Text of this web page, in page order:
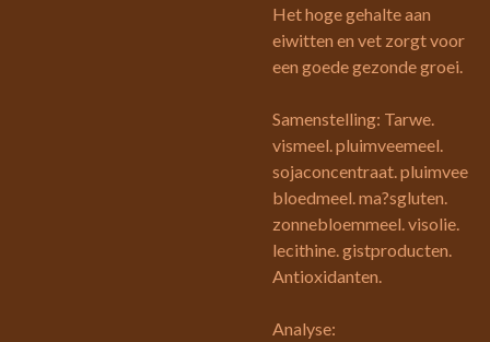
Het hoge gehalte aan
eiwitten en vet zorgt voor
een goede gezonde groei.
Samenstelling: Tarwe.
vismeel. pluimveemeel.
sojaconcentraat. pluimvee
bloedmeel. ma?sgluten.
zonnebloemmeel. visolie.
lecithine. gistproducten.
Antioxidanten.
Analyse: